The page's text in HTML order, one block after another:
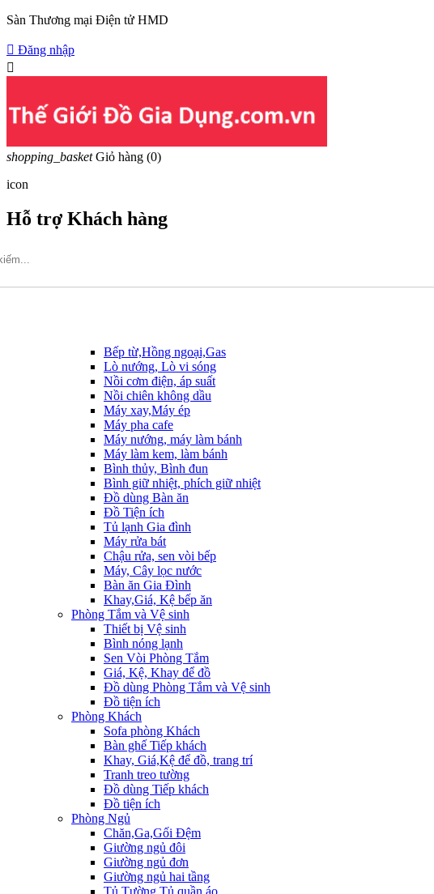
Sàn Thương mại Điện tử HMD
 Đăng nhập

shopping_basket Giỏ hàng (0)
icon
Hỗ trợ Khách hàng
Hotline: 09317.456.44
Bếp từ,Hồng ngoại,Gas
Lò nướng, Lò vi sóng
Nồi cơm điện, áp suất
Nồi chiên không dầu
Máy xay,Máy ép
Máy pha cafe
Máy nướng, máy làm bánh
Máy làm kem, làm bánh
Bình thủy, Bình đun
Bình giữ nhiệt, phích giữ nhiệt
Đồ dùng Bàn ăn
Đồ Tiện ích
Tủ lạnh Gia đình
Máy rửa bát
Chậu rửa, sen vòi bếp
Máy, Cây lọc nước
Bàn ăn Gia Đình
Khay,Giá, Kệ bếp ăn
Phòng Tắm và Vệ sinh
Thiết bị Vệ sinh
Bình nóng lạnh
Sen Vòi Phòng Tắm
Giá, Kệ, Khay để đồ
Đồ dùng Phòng Tắm và Vệ sinh
Đồ tiện ích
Phòng Khách
Sofa phòng Khách
Bàn ghế Tiếp khách
Khay, Giá,Kệ để đồ, trang trí
Tranh treo tường
Đồ dùng Tiếp khách
Đồ tiện ích
Phòng Ngủ
Chăn,Ga,Gối Đệm
Giường ngủ đôi
Giường ngủ đơn
Giường ngủ hai tầng
Tủ Tường,Tủ quần áo